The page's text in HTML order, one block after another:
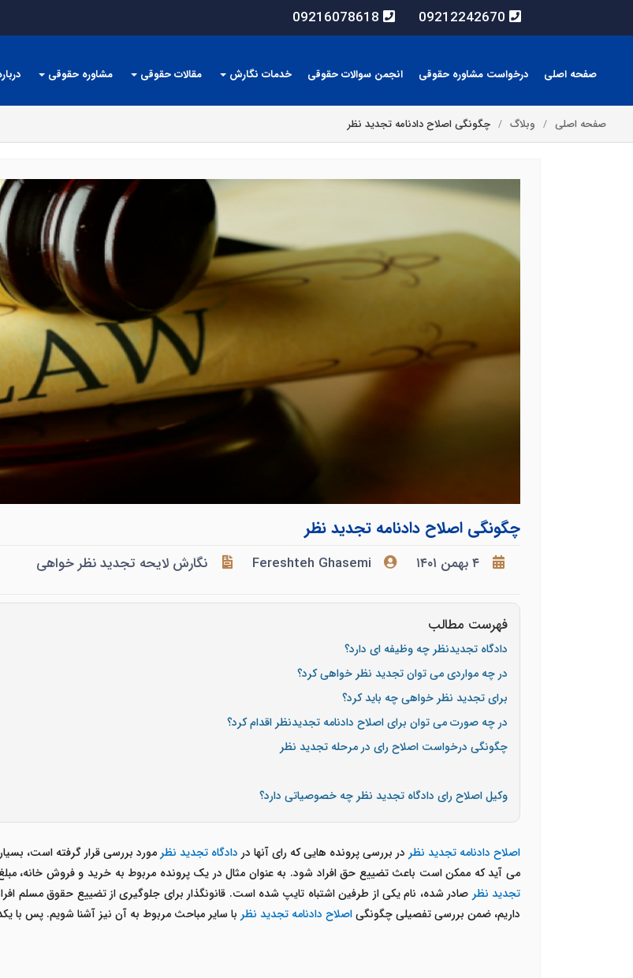
09212242670
09216078618
صفحه اصلی درخواست مشاوره حقوقی انجمن سوالات حقوقی خدمات نگارش مقالات حقوقی مشاوره حقوقی
صفحه اصلی وبلاگ چگونگی اصلاح دادنامه تجدید نظر
چگونگی اصلاح دادنامه تجدید نظر
۴ بهمن ۱۴۰۱ Fereshteh Ghasemi نگارش لایحه تجدید نظر خواهی
فهرست مطالب
دادگاه تجدیدنظر چه وظیفه ای دارد؟
در چه مواردی می توان تجدید نظر خواهی کرد؟
برای تجدید نظر خواهی چه باید کرد؟
در چه صورت می توان برای اصلاح دادنامه تجدیدنظر اقدام کرد؟
چگونگی درخواست اصلاح رای در مرحله تجدید نظر
وکیل اصلاح رای دادگاه تجدید نظر چه خصوصیاتی دارد؟
اصلاح دادنامه تجدید نظر در بررسی پرونده هایی که رای آنها در دادگاه تجدید نظر مورد بررسی قرار گرفته است،
می آید که ممکن است باعث تضییع حق افراد شود. به عنوان مثال در یک پرونده مربوط به خرید و فروش خانه،
تجدید نظر صادر شده، نام یکی از طرفین اشتباه تایپ شده است. قانونگذار برای جلوگیری از تضییع حقوق مسلم
داریم، ضمن بررسی تفصیلی چگونگیاصلاح دادنامه تجدید نظر با سایر مباحث مربوط به آن نیز آشنا شویم. پس با